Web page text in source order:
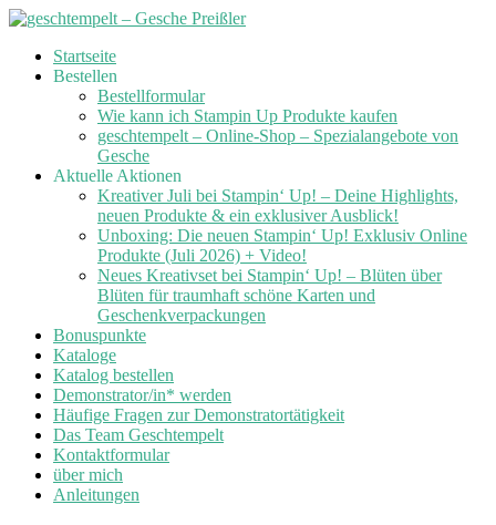
Skip
Startseite
Bestellen
Bestellformular
Wie kann ich Stampin Up Produkte kaufen
geschtempelt – Online-Shop – Spezialangebote von
Gesche
Aktuelle Aktionen
Kreativer Juli bei Stampin‘ Up! – Deine Highlights,
neuen Produkte & ein exklusiver Ausblick!
Unboxing: Die neuen Stampin‘ Up! Exklusiv Online
Produkte (Juli 2026) + Video!
Neues Kreativset bei Stampin‘ Up! – Blüten über
Blüten für traumhaft schöne Karten und
Geschenkverpackungen
Bonuspunkte
Kataloge
Katalog bestellen
Demonstrator/in* werden
Häufige Fragen zur Demonstratortätigkeit
Das Team Geschtempelt
Kontaktformular
über mich
Anleitungen